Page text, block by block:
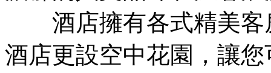
酒店擁有各式精美客
酒店更設空中花園，讓